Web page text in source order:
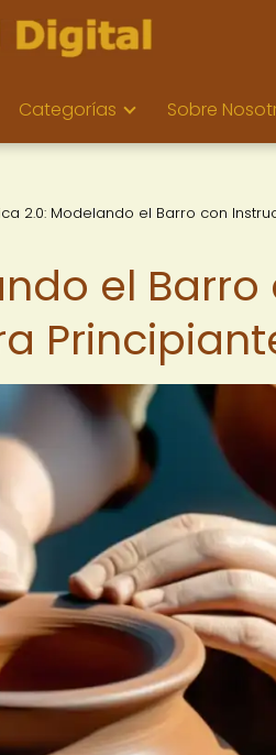
Categorías Sobre
2.0: Modelando el Barro con
el Barro